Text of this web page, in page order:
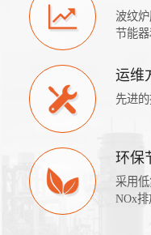
波纹炉
节能
运维
先进
环保
采用
NOx排